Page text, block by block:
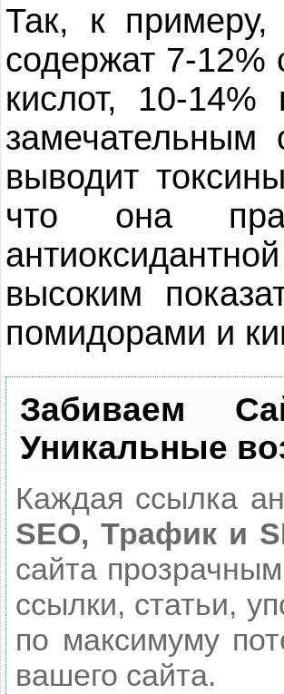
Так, к
содержат 7-12%
кислот, 10-
замечательным
выводит
что она
высоким
помидорами и
Забиваем
Уникальные
Каждая ссылка
SEO, Трафик и
сайта
ссылки, статьи,
по максимуму
вашего сайта.